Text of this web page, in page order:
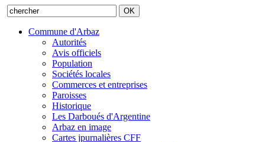
Commune d'Arbaz
Autorités
Avis officiels
Population
Sociétés locales
Commerces et entreprises
Paroisses
Historique
Les Darboués d'Argentine
Arbaz en image
Cartes jpurnalières CFF